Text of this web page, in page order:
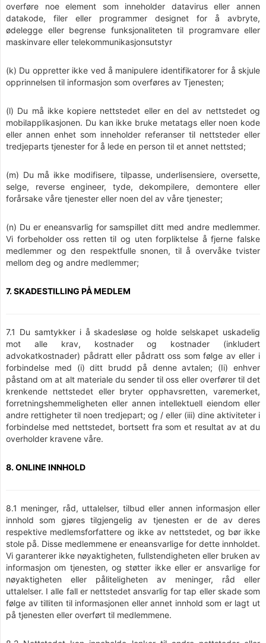
overføre noe element som inneholder datavirus eller annen
datakode, filer eller programmer designet for å avbryte,
ødelegge eller begrense funksjonaliteten til programvare eller
maskinvare eller telekommunikasjonsutstyr
(k) Du oppretter ikke ved å manipulere identifikatorer for å skjule
opprinnelsen til informasjon som overføres av Tjenesten;
(l) Du må ikke kopiere nettstedet eller en del av nettstedet og
mobilapplikasjonen. Du kan ikke bruke metatags eller noen kode
eller annen enhet som inneholder referanser til nettsteder eller
tredjeparts tjenester for å lede en person til et annet nettsted;
(m) Du må ikke modifisere, tilpasse, underlisensiere, oversette,
selge, reverse engineer, tyde, dekompilere, demontere eller
forårsake våre tjenester eller noen del av våre tjenester;
(n) Du er eneansvarlig for samspillet ditt med andre medlemmer.
Vi forbeholder oss retten til og uten forpliktelse å fjerne falske
medlemmer og den respektfulle snonen, til å overvåke tvister
mellom deg og andre medlemmer;
7. SKADESTILLING PÅ MEDLEM
7.1 Du samtykker i å skadesløse og holde selskapet uskadelig
mot alle krav, kostnader og kostnader (inkludert
advokatkostnader) pådratt eller pådratt oss som følge av eller i
forbindelse med (i) ditt brudd på denne avtalen; (Ii) enhver
påstand om at alt materiale du sender til oss eller overfører til det
krenkende nettstedet eller bryter opphavsretten, varemerket,
forretningshemmeligheten eller annen intellektuell eiendom eller
andre rettigheter til noen tredjepart; og / eller (iii) dine aktiviteter i
forbindelse med nettstedet, bortsett fra som et resultat av at du
overholder kravene våre.
8. ONLINE INNHOLD
8.1 meninger, råd, uttalelser, tilbud eller annen informasjon eller
innhold som gjøres tilgjengelig av tjenesten er de av deres
respektive medlemsforfattere og ikke av nettstedet, og bør ikke
stole på. Disse medlemmene er eneansvarlige for dette innholdet.
Vi garanterer ikke nøyaktigheten, fullstendigheten eller bruken av
informasjon om tjenesten, og støtter ikke eller er ansvarlige for
nøyaktigheten eller påliteligheten av meninger, råd eller
uttalelser. I alle fall er nettstedet ansvarlig for tap eller skade som
følge av tilliten til informasjonen eller annet innhold som er lagt ut
på tjenesten eller overført til medlemmene.